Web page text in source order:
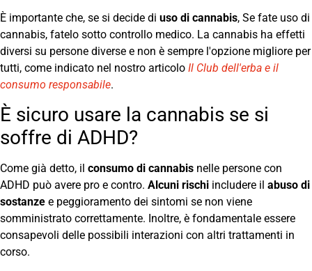
È importante che, se si decide di uso di cannabis, Se fate uso di
cannabis, fatelo sotto controllo medico. La cannabis ha effetti
diversi su persone diverse e non è sempre l'opzione migliore per
tutti, come indicato nel nostro articolo Il Club dell'erba e il
consumo responsabile.
È sicuro usare la cannabis se si
soffre di ADHD?
Come già detto, il consumo di cannabis nelle persone con
ADHD può avere pro e contro. Alcuni rischi includere il abuso di
sostanze e peggioramento dei sintomi se non viene
somministrato correttamente. Inoltre, è fondamentale essere
consapevoli delle possibili interazioni con altri trattamenti in
corso.